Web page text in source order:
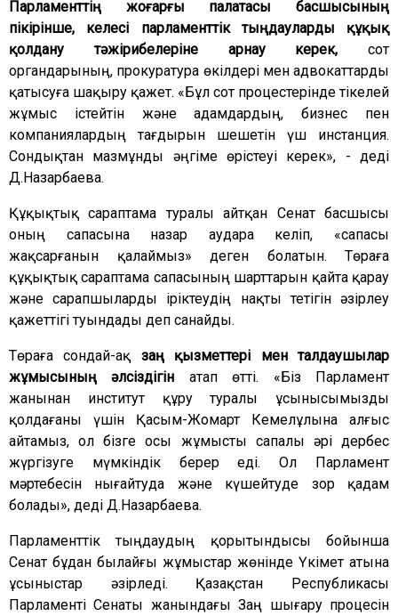
Парламенттің жоғарғы палатасы басшысының
пікірінше, келесі парламенттік тыңдауларды құқық
қолдану тәжірибелеріне арнау керек, сот
органдарының, прокуратура өкілдері мен адвокаттарды
қатысуға шақыру қажет. «Бұл сот процестерінде тікелей
жұмыс істейтін және адамдардың, бизнес пен
компаниялардың тағдырын шешетін үш инстанция.
Сондықтан мазмұнды әңгіме өрістеуі керек», - деді
Д.Назарбаева.
Құқықтық сараптама туралы айтқан Сенат басшысы
оның сапасына назар аудара келіп, «сапасы
жақсарғанын қалаймыз» деген болатын. Төраға
құқықтық сараптама сапасының шарттарын қайта қарау
және сарапшыларды іріктеудің нақты тетігін әзірлеу
қажеттігі туындады деп санайды.
Төраға сондай-ақ заң қызметтері мен талдаушылар
жұмысының әлсіздігін атап өтті. «Біз Парламент
жанынан институт құру туралы ұсынысымызды
қолдағаны үшін Қасым-Жомарт Кемелұлына алғыс
айтамыз, ол бізге осы жұмысты сапалы әрі дербес
жүргізуге мүмкіндік берер еді. Ол Парламент
мәртебесін нығайтуда және күшейтуде зор қадам
болады», деді Д.Назарбаева.
Парламенттік тыңдаудың қорытындысы бойынша
Сенат бұдан былайғы жұмыстар жөнінде Үкімет атына
ұсыныстар әзірледі. Қазақстан Республикасы
Парламенті Сенаты жанындағы Заң шығару процесін